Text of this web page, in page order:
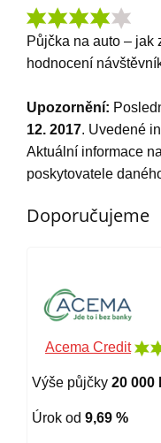
Půjčka na auto – jak
hodnocení
Upozornění:
12. 2017. Uvedené
Aktuální informace
poskytovatele
Doporučujeme
Acema Credit
Výše půjčky 20 000
Úrok od 9,69 %